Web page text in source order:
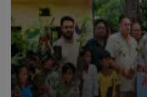
गुढ़ में ‘मुख्यमंत्री जन
बाढ़ प्रभावित परिवारों
कांवड़ यात्रा मार्ग का
रामपुर रेडिको खैतान